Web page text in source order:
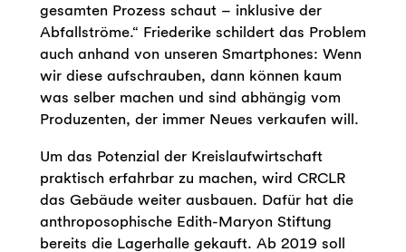
gesamten Prozess schaut – inklusive der
Abfallströme.“ Friederike schildert das Problem
auch anhand von unseren Smartphones: Wenn
wir diese aufschrauben, dann können kaum
was selber machen und sind abhängig vom
Produzenten, der immer Neues verkaufen will.
Um das Potenzial der Kreislaufwirtschaft
praktisch erfahrbar zu machen, wird CRCLR
das Gebäude weiter ausbauen. Dafür hat die
anthroposophische Edith-Maryon Stiftung
bereits die Lagerhalle gekauft. Ab 2019 soll